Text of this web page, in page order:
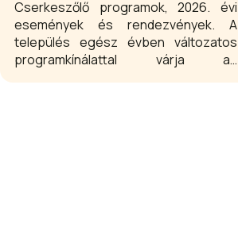
Cserkeszőlő programok, 2026. évi
események és rendezvények. A
település egész évben változatos
programkínálattal várja az